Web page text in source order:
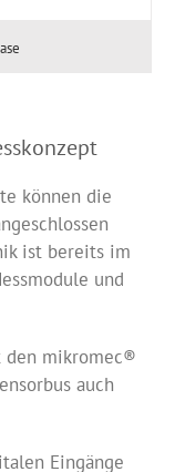
können die
ist bereits im
und
den mikromec®
auch
Eingänge